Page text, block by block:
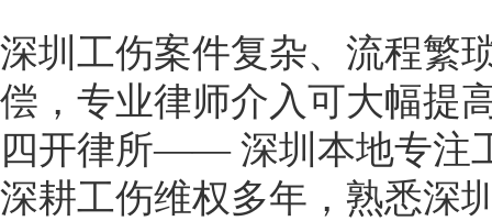
深圳工伤案件复杂、流程繁
偿，专业律师介入可大幅提
四开律所—— 深圳本地专注
深耕工伤维权多年，熟悉深